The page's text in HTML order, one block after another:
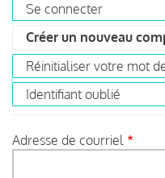
Primary
tabs
Se connecter
Créer un nouveau
Réinitialiser votre mot
Identifiant oublié
Adresse de courriel